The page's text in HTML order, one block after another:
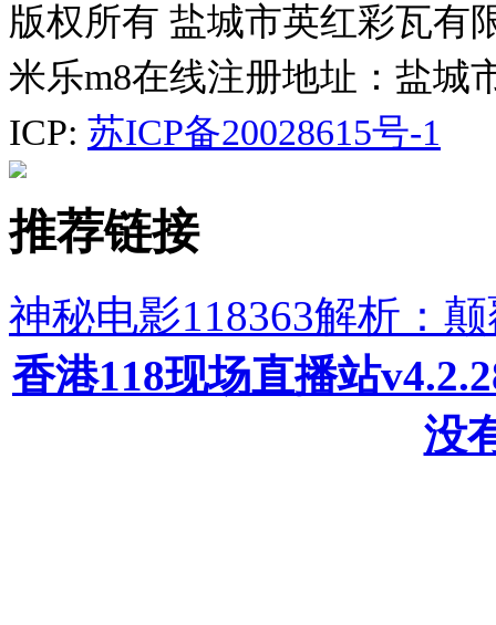
版权所有 盐城市英红彩瓦有
米乐m8在线注册地址：盐城
ICP: 苏ICP备20028615号-1
推荐链接
神秘电影118363解析：
香港118现场直播站
没